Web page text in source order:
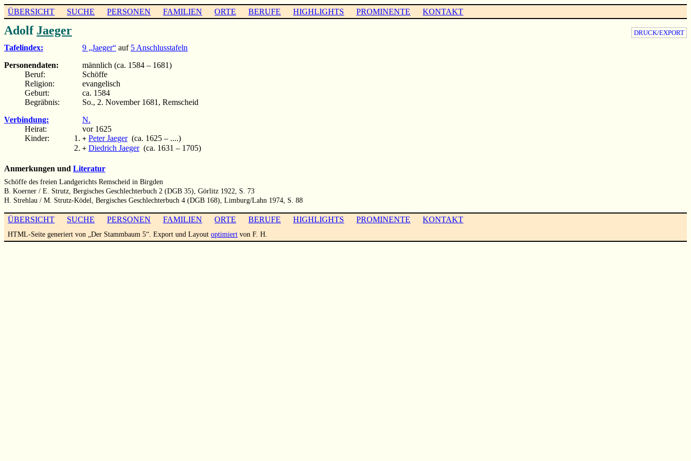
ÜBERSICHT SUCHE PERSONEN FAMILIEN ORTE BERUFE HIGHLIGHTS PROMINENTE KONTAKT
DRUCK/EXPORT
Adolf Jaeger
Tafelindex: 9 „Jaeger“ auf 5 Anschlusstafeln
Personendaten:
männlich (ca. 1584 – 1681)
Beruf:
Schöffe
Religion:
evangelisch
Geburt:
ca. 1584
Begräbnis:
So., 2. November 1681, Remscheid
Verbindung:
N.
Heirat:
vor 1625
Kinder:
+ Peter Jaeger(ca. 1625 – ....)
+ Diedrich Jaeger(ca. 1631 – 1705)
Anmerkungen und Literatur
Schöffe des freien Landgerichts Remscheid in Birgden
B. Koerner / E. Strutz, Bergisches Geschlechterbuch 2 (DGB 35), Görlitz 1922, S. 73
H. Strehlau / M. Strutz-Ködel, Bergisches Geschlechterbuch 4 (DGB 168), Limburg/Lahn 1974, S. 88
ÜBERSICHT SUCHE PERSONEN FAMILIEN ORTE BERUFE HIGHLIGHTS PROMINENTE KONTAKT
HTML-Seite generiert von „Der Stammbaum 5“. Export und Layoutoptimiert von F. H.